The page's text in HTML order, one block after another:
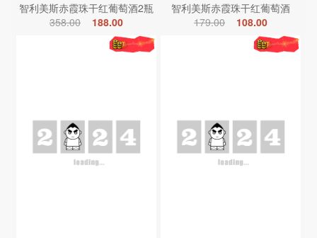
智利美斯赤霞珠干红葡萄酒2瓶
358.00
188.00
智利美斯赤霞珠干红葡萄酒
179.00
108.00